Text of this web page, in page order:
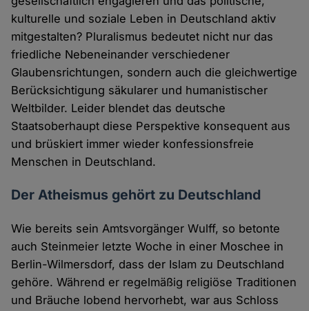
kulturelle und soziale Leben in Deutschland aktiv
mitgestalten? Pluralismus bedeutet nicht nur das
friedliche Nebeneinander verschiedener
Glaubensrichtungen, sondern auch die gleichwertige
Berücksichtigung säkularer und humanistischer
Weltbilder. Leider blendet das deutsche
Staatsoberhaupt diese Perspektive konsequent aus
und brüskiert immer wieder konfessionsfreie
Menschen in Deutschland.
Der Atheismus gehört zu Deutschland
Wie bereits sein Amtsvorgänger Wulff, so betonte
auch Steinmeier letzte Woche in einer Moschee in
Berlin-Wilmersdorf, dass der Islam zu Deutschland
gehöre. Während er regelmäßig religiöse Traditionen
und Bräuche lobend hervorhebt, war aus Schloss